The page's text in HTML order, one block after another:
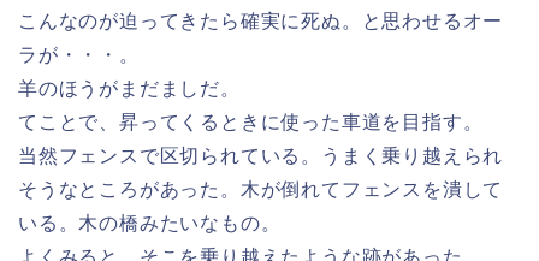
こんなのが迫ってきたら確実に死ぬ。と思わせるオー
ラが・・・。
羊のほうがまだましだ。
てことで、昇ってくるときに使った車道を目指す。
当然フェンスで区切られている。うまく乗り越えられ
そうなところがあった。木が倒れてフェンスを潰して
いる。木の橋みたいなもの。
よくみると、そこを乗り越えたような跡があった。